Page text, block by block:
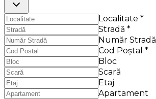
Localitate *
Stradă *
Număr
Cod Poștal *
Bloc
Scară
Etaj
Apartament